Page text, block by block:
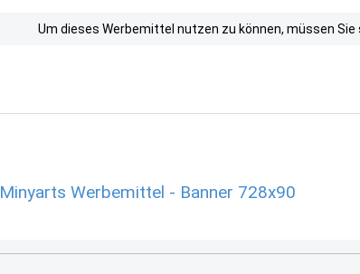
Um dieses Werbemittel nutzen zu können, müssen Sie
Minyarts Werbemittel - Banner 728x90